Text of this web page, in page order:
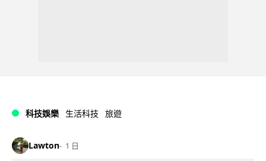
科技娛樂 生活科技 旅遊
Lawton 1 日